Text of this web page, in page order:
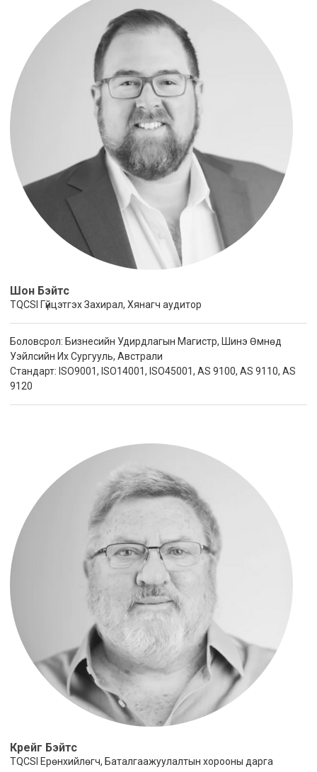
Шон Бэйтс
TQCSI Гүйцэтгэх Захирал, Хянагч аудитор
Боловсрол: Бизнесийн Удирдлагын Магистр, Шинэ Өмнөд
Уэйлсийн Их Сургууль, Австрали
Стандарт: ISO9001, ISO14001, ISO45001, AS 9100, AS 9110, AS
9120
Крейг Бэйтс
TQCSI Ерөнхийлөгч, Баталгаажуулалтын хорооны дарга